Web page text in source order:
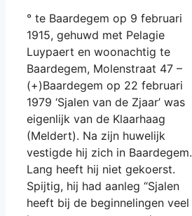
° te Baardegem op 9 februari
1915, gehuwd met Pelagie
Luypaert en woonachtig te
Baardegem, Molenstraat 47 –
(+)Baardegem op 22 februari
1979 ‘Sjalen van de Zjaar’ was
eigenlijk van de Klaarhaag
(Meldert). Na zijn huwelijk
vestigde hij zich in Baardegem.
Lang heeft hij niet gekoerst.
Spijtig, hij had aanleg “Sjalen
heeft bij de beginnelingen veel